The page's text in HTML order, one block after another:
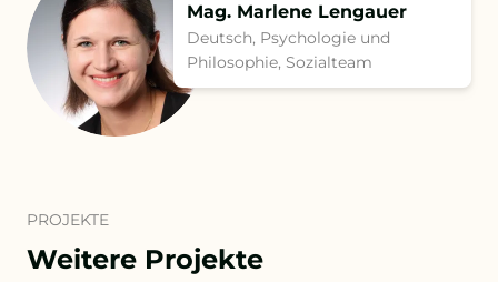
Mag. Marlene Lengauer
Deutsch, Psychologie und
Philosophie, Sozialteam
PROJEKTE
Weitere Projekte